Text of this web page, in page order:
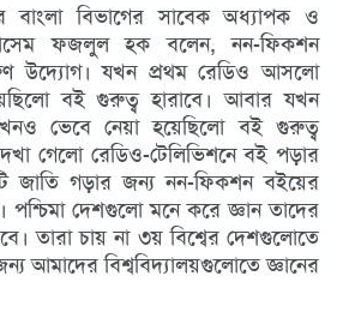
বাংলা বিভাগের সাবেক অধ্যাপক ও
ফজলুল হক বলেন, নন-ফিকশন
উদ্যোগ। যখন প্রথম রেডিও আসলো
বই গুরুত্ব হারাবে। আবার যখন
ভেবে নেয়া হয়েছিলো বই গুরুত্ব
গেলো রেডিও-টেলিভিশনে বই পড়ার
জাতি গড়ার জন্য নন-ফিকশন বইয়ের
পশ্চিমা দেশগুলো মনে করে জ্ঞান তাদের
তারা চায় না ৩য় বিশ্বের দেশগুলোতে
আমাদের বিশ্ববিদ্যালয়গুলোতে জ্ঞানের